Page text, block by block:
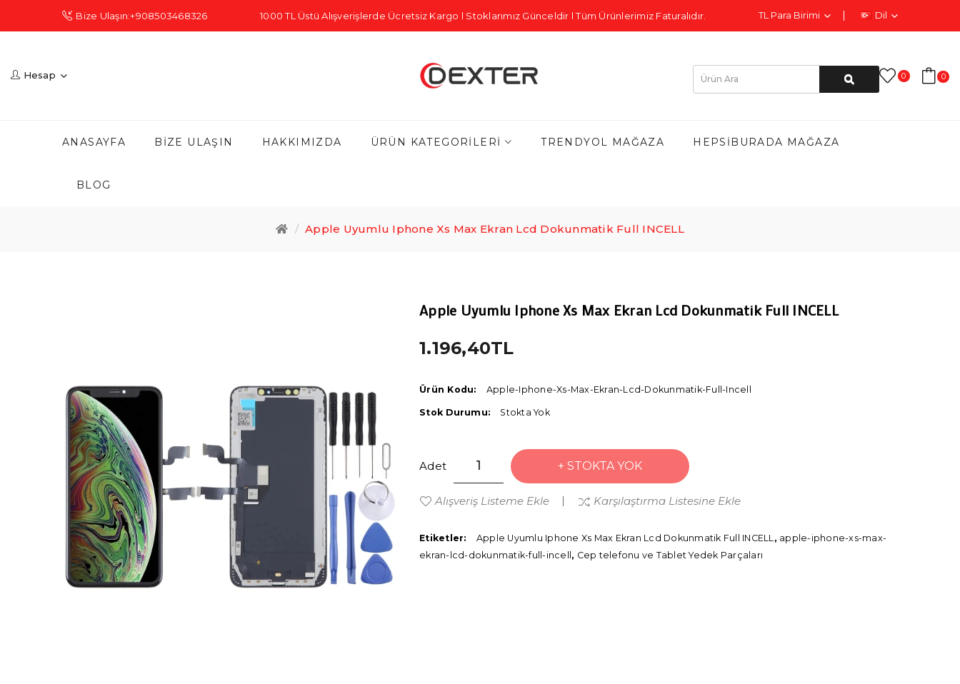
Bize Ulaşın:+908503468326 1000 TL Üstü Alışverişlerde Ücretsiz Kargo l Stoklarımız Günceldir l Tüm Ürünlerimiz Faturalıdır. TL Para Birimi Dil
Hesap 0 0
ANASAYFA BIZE ULAŞIN HAKKIMIZDA ÜRÜN KATEGORILERI TRENDYOL MAĞAZA HEPSIBURADA MAĞAZA
BLOG
Apple Uyumlu Iphone Xs Max Ekran Lcd Dokunmatik Full INCELL
Apple Uyumlu Iphone Xs Max Ekran Lcd Dokunmatik Full INCELL
1.196,40TL
Ürün Kodu: Apple-Iphone-Xs-Max-Ekran-Lcd-Dokunmatik-Full-Incell
Stok Durumu: Stokta Yok
Adet STOKTA YOK
Alışveriş Listeme Ekle Karşılaştırma Listesine Ekle
Etiketler: Apple Uyumlu Iphone Xs Max Ekran Lcd Dokunmatik Full INCELL , apple-iphone-xs-max-
ekran-lcd-dokunmatik-full-incell, Cep telefonu ve Tablet Yedek Parçaları